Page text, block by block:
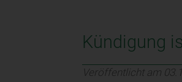
Kündigung
Veröffentlicht am